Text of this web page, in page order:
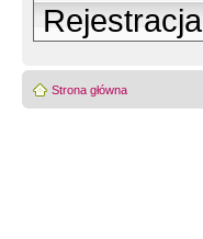
Rejestracja
Strona główna